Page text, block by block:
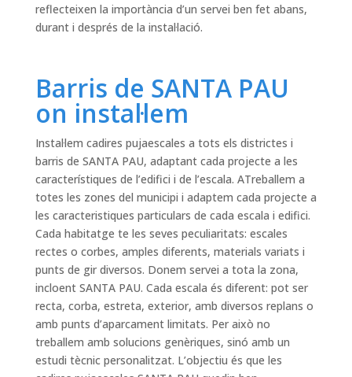
reflecteixen la importància d’un servei ben fet abans,
durant i després de la instal·lació.
Barris de SANTA PAU
on instal·lem
Instal·lem cadires pujaescales a tots els districtes i
barris de SANTA PAU, adaptant cada projecte a les
característiques de l’edifici i de l’escala. ATreballem a
totes les zones del municipi i adaptem cada projecte a
les caracteristiques particulars de cada escala i edifici.
Cada habitatge te les seves peculiaritats: escales
rectes o corbes, amples diferents, materials variats i
punts de gir diversos. Donem servei a tota la zona,
incloent SANTA PAU. Cada escala és diferent: pot ser
recta, corba, estreta, exterior, amb diversos replans o
amb punts d’aparcament limitats. Per això no
treballem amb solucions genèriques, sinó amb un
estudi tècnic personalitzat. L’objectiu és que les